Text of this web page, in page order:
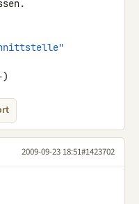
)
2009-09-23 18:51#1423702